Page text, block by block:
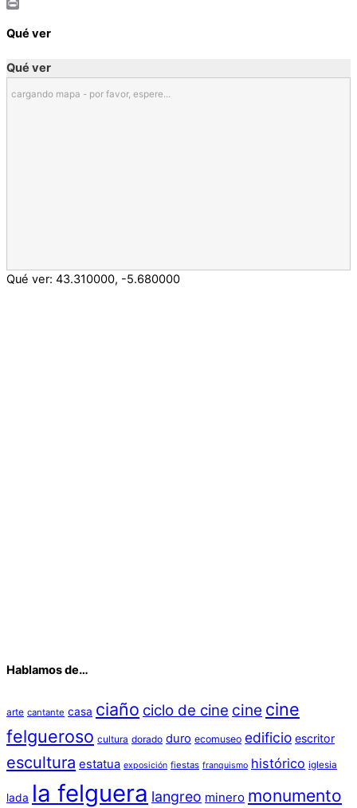
Email
Qué ver
Qué ver
cargando mapa - por favor, espere...
Qué ver: 43.310000, -5.680000
Hablamos de…
arte cantante casa ciaño ciclo de cine cine cine
felgueroso cultura dorado duro ecomuseo edificio escritor
escultura estatua exposición fiestas franquismo histórico iglesia
lada la felguera langreo minero monumento